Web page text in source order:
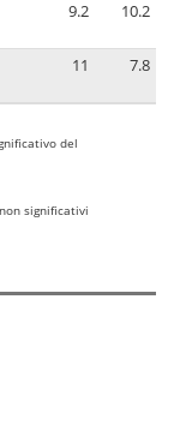
9.2 10.2
11 7.8
del
significativi